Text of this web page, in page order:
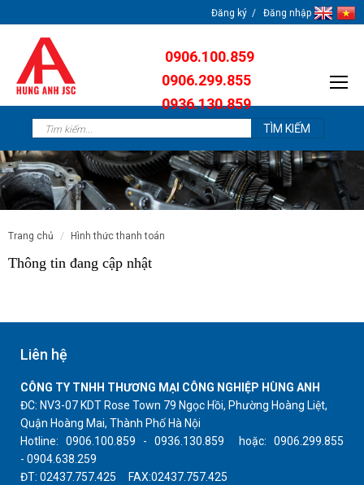
Đăng ký Đăng nhập
0906.100.859
0906.299.855
0936.130.859
trang chủ hình thức thanh toán
Thông tin đang cập nhật
Liên hệ
CÔNG TY TNHH THƯƠNG MẠI CÔNG NGHIỆP HÙNG ANH
ĐC: NV3-07 KDT Rose Town 79 Ngọc Hồi, Phường Hoàng Liệt,
Quận Hoàng Mai, Thành Phố Hà Nội
Hotline: 0906.100.859 - 0936.130.859 hoặc: 0906.299.855
- 0904.638.259
ĐT: 02437.757.425 FAX:02437.757.425